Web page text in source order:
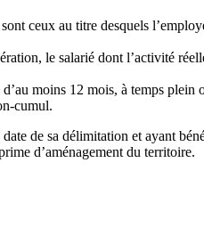
ceux au titre desquels
le salarié dont l’activité
moins 12 mois, à temps plein
cumul.
de sa délimitation et ayant
d’aménagement du territoire.